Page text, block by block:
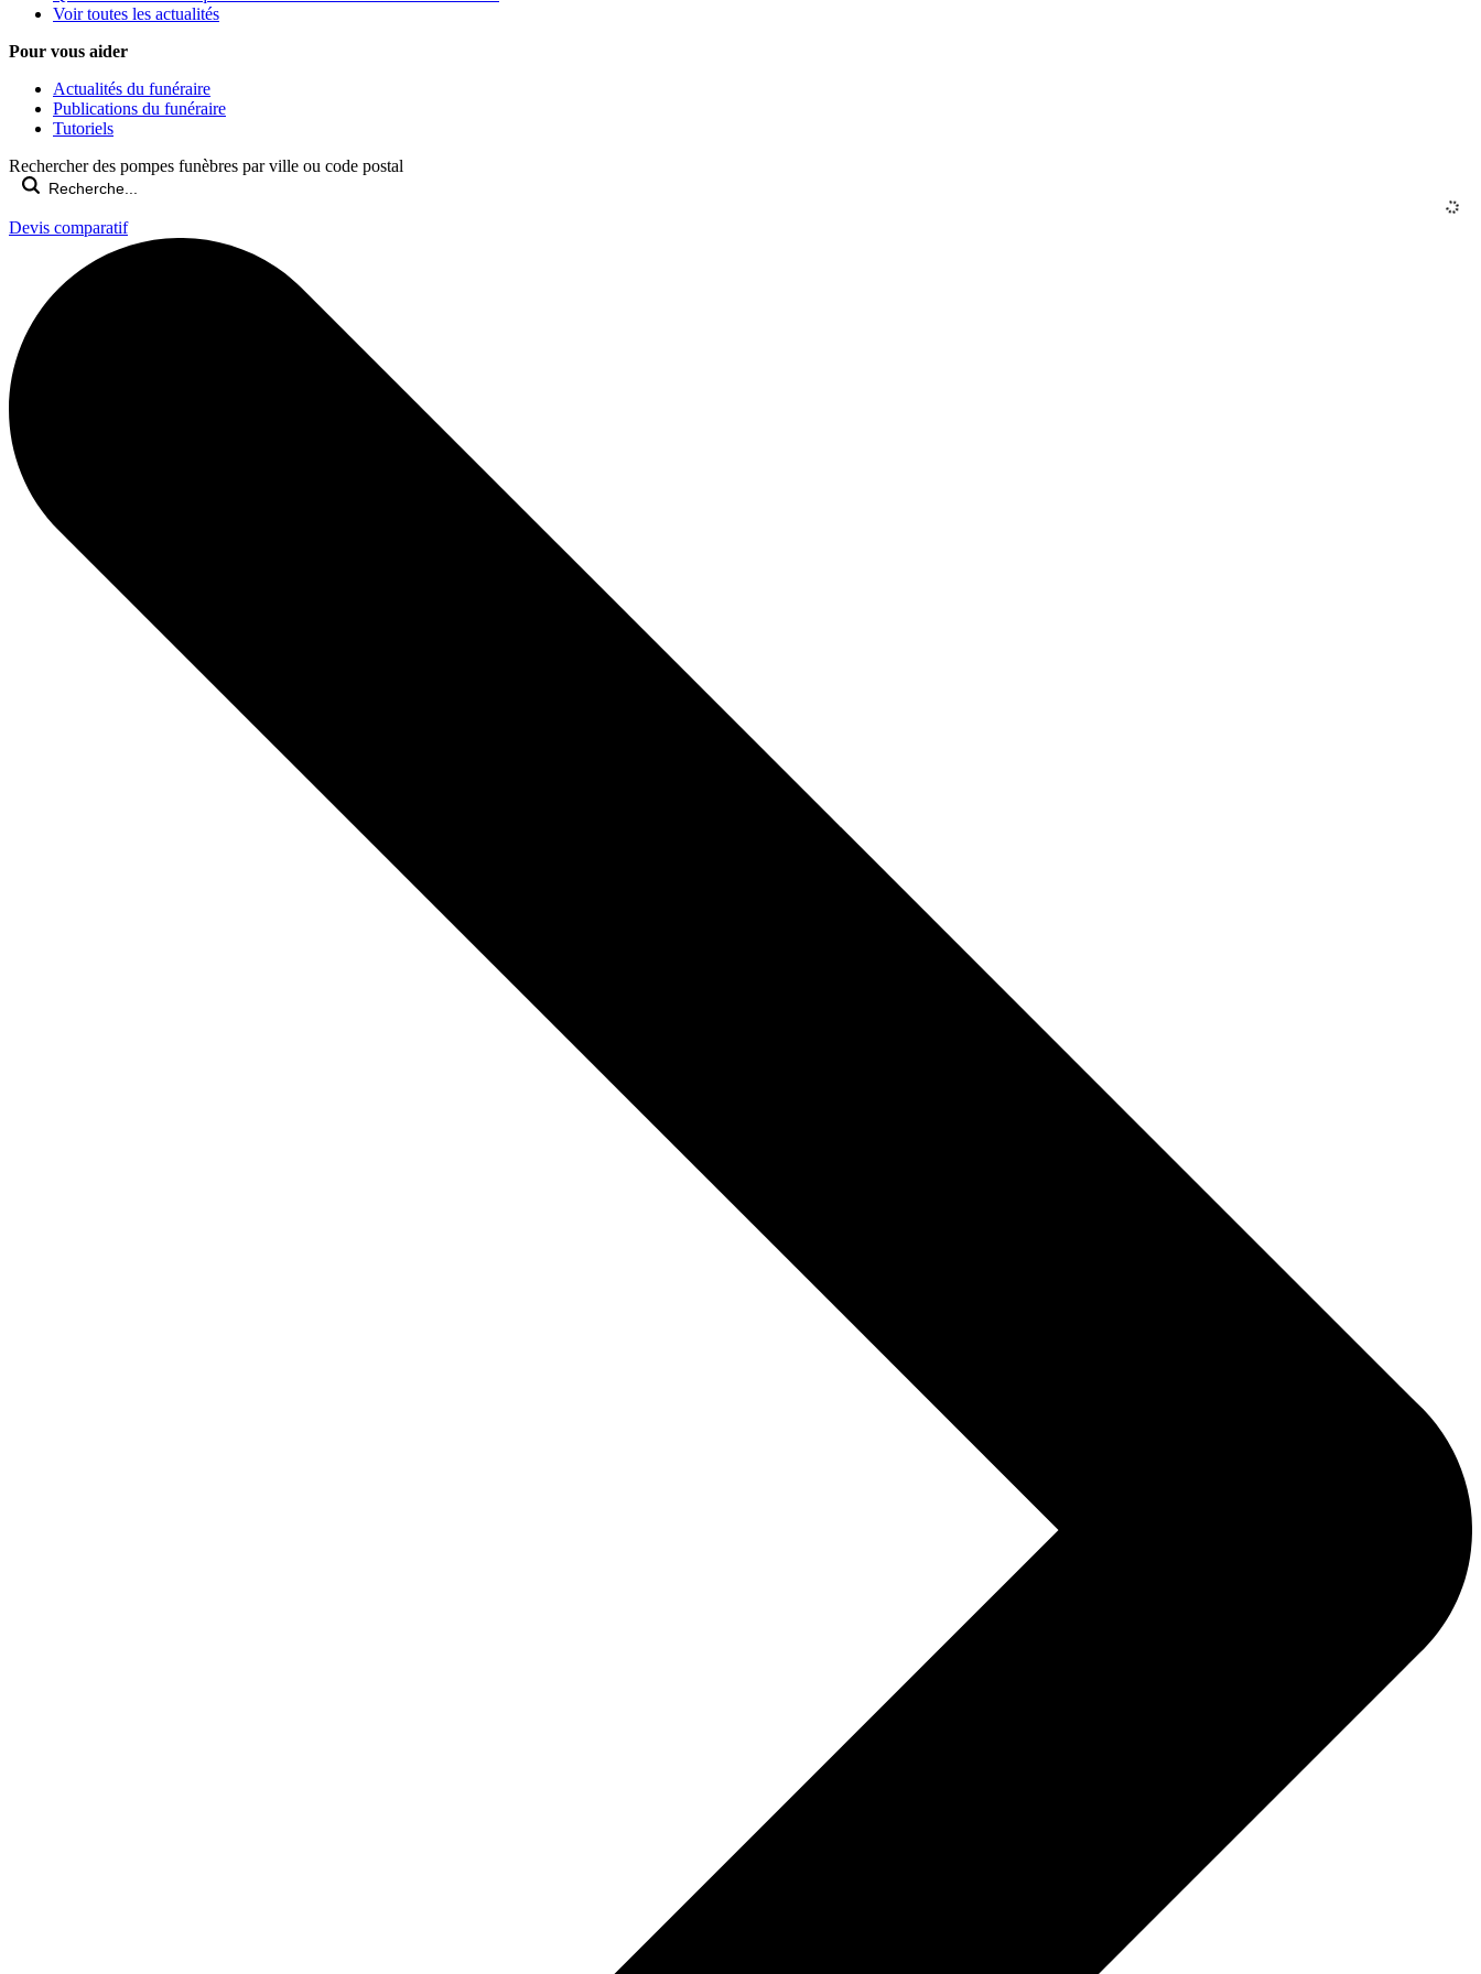
Voir toutes les actualités
Pour vous aider
Actualités du funéraire
Publications du funéraire
Tutoriels
Rechercher des pompes funèbres par ville ou code postal
Devis comparatif